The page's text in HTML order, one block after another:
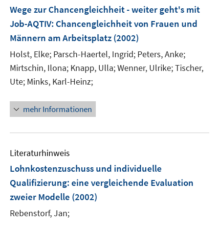
n
s
t
e
r
ö
f
n
e
n
n
s
e
r
ö
n
e
e
Wege zur Chancengleichheit - weiter geht's mit
Job-AQTIV: Chancengleichheit von Frauen und
Männern am Arbeitsplatz (2002)
Holst, Elke; Parsch-Haertel, Ingrid; Peters, Anke;
Mirtschin, Ilona; Knapp, Ulla;Wenner, Ulrike;Tischer,
Ute; Minks, Karl-Heinz;
mehr Informationen
Literaturhinweis
Lohnkostenzuschuss und individuelle
Qualifizierung: eine vergleichende Evaluation
zweier Modelle (2002)
Rebenstorf, Jan;